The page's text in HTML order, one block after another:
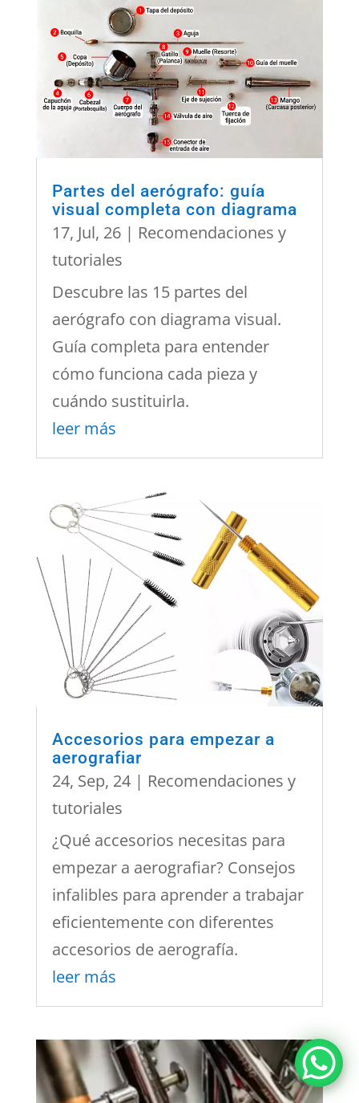
Partes del aerógrafo: guía
visual completa con diagrama
17, Jul, 26| Recomendaciones y
tutoriales
Descubre las 15 partes del
aerógrafo con diagrama visual.
Guía completa para entender
cómo funciona cada pieza y
cuándo sustituirla.
leer más
Accesorios para empezar a
aerografiar
24, Sep, 24| Recomendaciones y
tutoriales
¿Qué accesorios necesitas para
empezar a aerografiar? Consejos
infalibles para aprender a trabajar
eficientemente con diferentes
accesorios de aerografía.
leer más